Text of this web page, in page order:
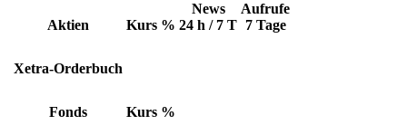
Aktien Kurs %
News
24 h / 7 T
Aufrufe
7 Tage
Xetra-Orderbuch
Fonds Kurs %